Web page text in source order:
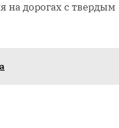
на дорогах с твердым